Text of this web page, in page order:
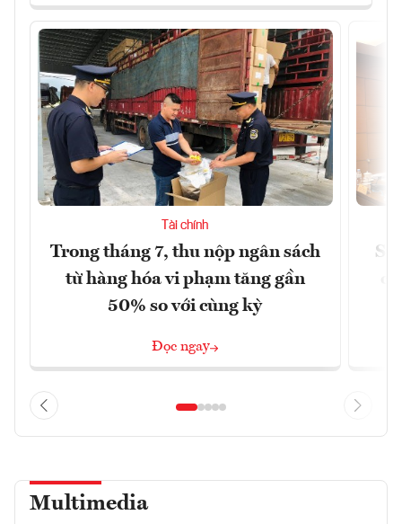
Tài chính
Trong tháng 7, thu nộp ngân sách
từ hàng hóa vi phạm tăng gần
50% so với cùng kỳ
Đọc ngay
Multimedia